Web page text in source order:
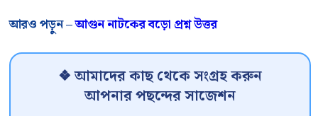
আরও পড়ুন –আগুন নাটকের বড়ো প্রশ্ন উত্তর
❖ আমাদের কাছ থেকে সংগ্রহ করুন
আপনার পছন্দের সাজেশন